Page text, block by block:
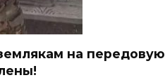
на передовую